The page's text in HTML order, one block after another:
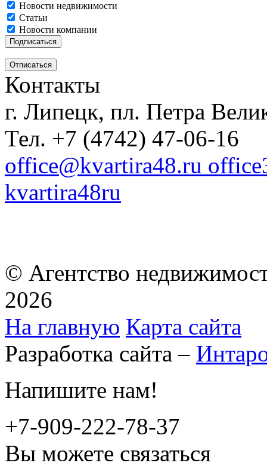
Новости недвижимости
Статьи
Новости компании
Контакты
г. Липецк, пл. Петра
Тел. +7 (4742) 47-06-16
office@kvartira48.ru
kvartira48ru
© Агентство
2026
На главную Карта сайта
Разработка сайта –
Напишите нам!
+7-909-222-78-37
Вы можете связаться